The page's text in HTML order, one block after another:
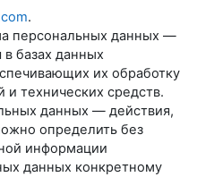
.
персональных данных —
базах данных
их обработку
технических средств.
данных — действия,
определить без
информации
данных конкретному